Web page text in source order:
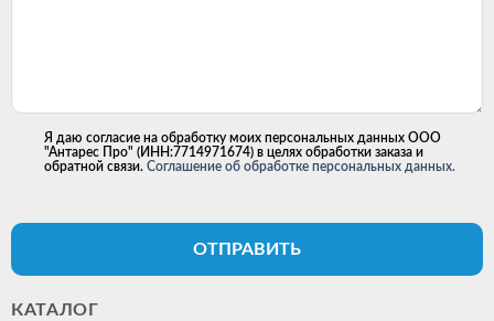
Я даю согласие на обработку моих персональных данных ООО
"Антарес Про" (ИНН:7714971674) в целях обработки заказа и
обратной связи. Соглашение об обработке персональных данных.
ОТПРАВИТЬ
КАТАЛОГ